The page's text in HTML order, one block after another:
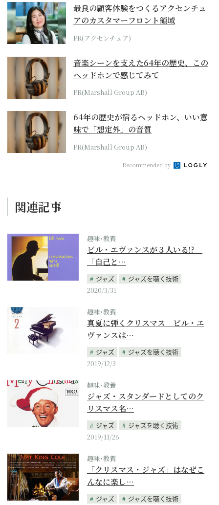
最良の顧客体験をつくるアクセンチュ
アのカスタマーフロント領域
PR(アクセンチュア)
音楽シーンを支えた64年の歴史、この
ヘッドホンで感じてみて
PR(Marshall Group AB)
64年の歴史が宿るヘッドホン、いい意
味で「想定外」の音質
PR(Marshall Group AB)
Recommended by
関連記事
趣味･教養
ビル・エヴァンスが３人いる!?
「自己と…
ジャズ
ジャズを聴く技術
2020/3/31
趣味･教養
真夏に弾くクリスマス ビル・エ
ヴァンスは…
ジャズ
ジャズを聴く技術
2019/12/3
趣味･教養
ジャズ・スタンダードとしてのク
リスマス名…
ジャズ
ジャズを聴く技術
2019/11/26
趣味･教養
「クリスマス・ジャズ」はなぜこ
んなに楽し…
ジャズ
ジャズを聴く技術